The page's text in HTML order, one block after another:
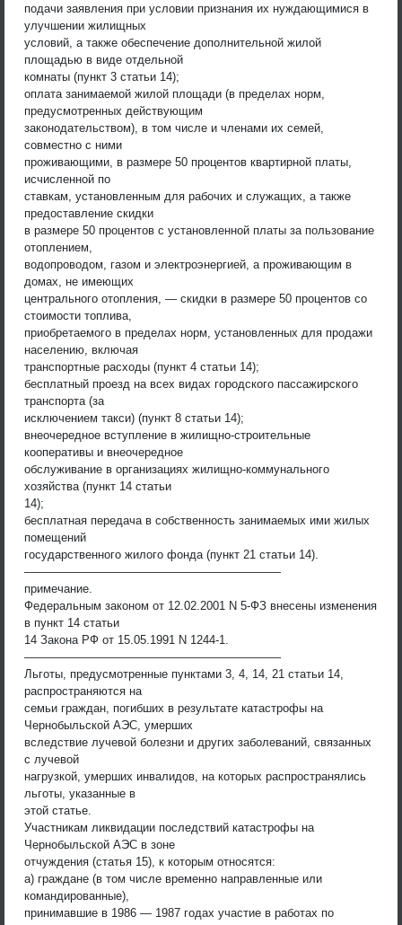
подачи заявления при условии признания их нуждающимися в
улучшении жилищных
условий, а также обеспечение дополнительной жилой
площадью в виде отдельной
комнаты (пункт 3 статьи 14);
оплата занимаемой жилой площади (в пределах норм,
предусмотренных действующим
законодательством), в том числе и членами их семей,
совместно с ними
проживающими, в размере 50 процентов квартирной платы,
исчисленной по
ставкам, установленным для рабочих и служащих, а также
предоставление скидки
в размере 50 процентов с установленной платы за пользование
отоплением,
водопроводом, газом и электроэнергией, а проживающим в
домах, не имеющих
центрального отопления, — скидки в размере 50 процентов со
стоимости топлива,
приобретаемого в пределах норм, установленных для продажи
населению, включая
транспортные расходы (пункт 4 статьи 14);
бесплатный проезд на всех видах городского пассажирского
транспорта (за
исключением такси) (пункт 8 статьи 14);
внеочередное вступление в жилищно-строительные
кооперативы и внеочередное
обслуживание в организациях жилищно-коммунального
хозяйства (пункт 14 статьи
14);
бесплатная передача в собственность занимаемых ими жилых
помещений
государственного жилого фонда (пункт 21 статьи 14).
——————————————————————
примечание.
Федеральным законом от 12.02.2001 N 5-ФЗ внесены изменения
в пункт 14 статьи
14 Закона РФ от 15.05.1991 N 1244-1.
——————————————————————
Льготы, предусмотренные пунктами 3, 4, 14, 21 статьи 14,
распространяются на
семьи граждан, погибших в результате катастрофы на
Чернобыльской АЭС, умерших
вследствие лучевой болезни и других заболеваний, связанных
с лучевой
нагрузкой, умерших инвалидов, на которых распространялись
льготы, указанные в
этой статье.
Участникам ликвидации последствий катастрофы на
Чернобыльской АЭС в зоне
отчуждения (статья 15), к которым относятся:
а) граждане (в том числе временно направленные или
командированные),
принимавшие в 1986 — 1987 годах участие в работах по